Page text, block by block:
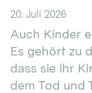
20. Juli 2026
Auch Kinder
Es gehört zu
dass sie ihr
dem Tod und